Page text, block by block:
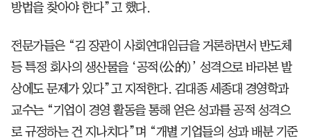
방법을 찾아야 한다”고 했다.
전문가들은 “김 장관이 사회연대임금을 거론하면서 반도체
등 특정 회사의 생산물을 ‘공적(公的)’ 성격으로 바라본 발
상에도 문제가 있다”고 지적한다. 김대종 세종대 경영학과
교수는 “기업이 경영 활동을 통해 얻은 성과를 공적 성격으
로 규정하는 건 지나치다”며 “개별 기업들의 성과 배분 기준